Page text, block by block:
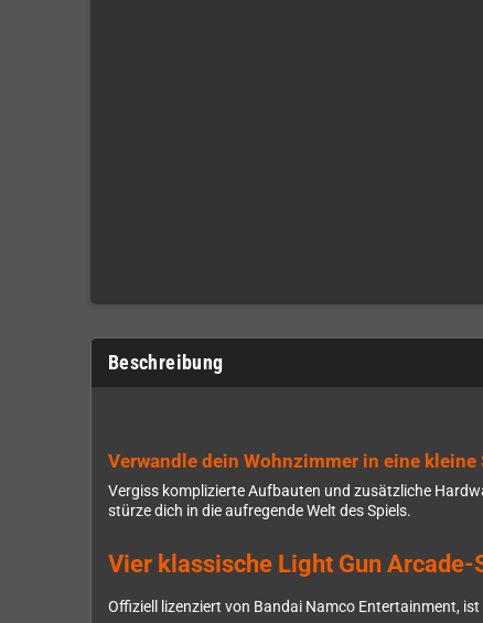
Beschreibung
Verwandle dein Wohnzimmer in eine
Vergiss komplizierte Aufbauten und zusätzliche
stürze dich in die aufregende Welt des Spiels.
Vier klassische Light Gun
Offiziell lizenziert von Bandai Namco Entertainment, ist